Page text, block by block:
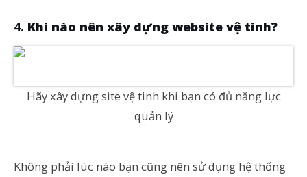
Khi nào nên xây dựng website vệ tinh?
Hãy xây dựng site vệ tinh khi bạn có đủ năng lực
quản lý
Không phải lúc nào bạn cũng nên sử dụng hệ thống